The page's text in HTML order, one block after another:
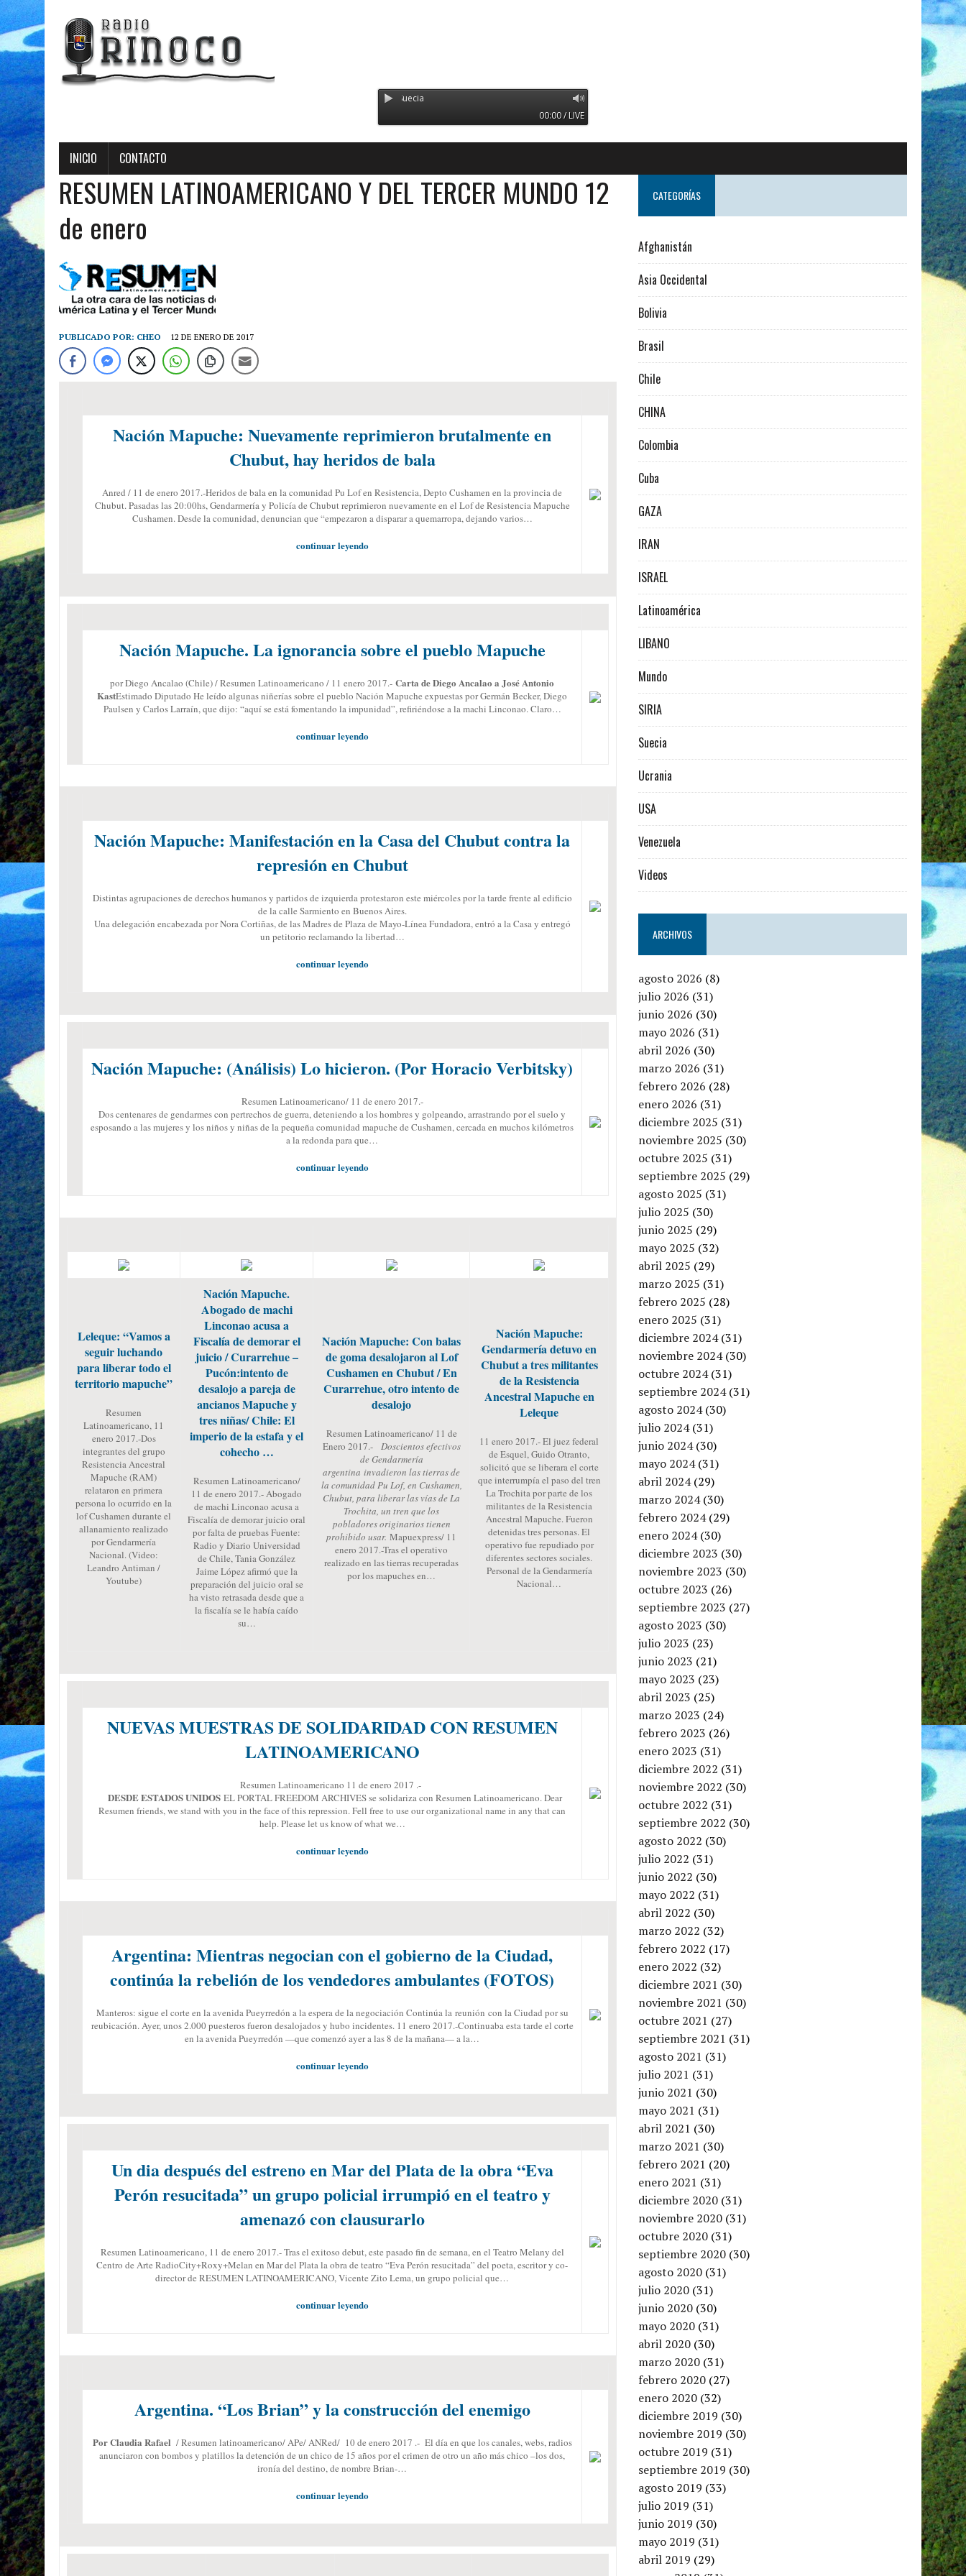
Radio Orinoco - Transmitiendo desde Suecia
00:00 / LIVE
INICIO CONTACTO
RESUMEN LATINOAMERICANO Y DEL TERCER MUNDO 12
de enero
PUBLICADO POR: CHEO 12 DE ENERO DE 2017
Nación Mapuche: Nuevamente reprimieron brutalmente en
Chubut, hay heridos de bala
Anred / 11 de enero 2017.-Heridos de bala en la comunidad Pu Lof en Resistencia, Depto Cushamen en la provincia de
Chubut. Pasadas las 20:00hs, Gendarmería y Policía de Chubut reprimieron nuevamente en el Lof de Resistencia Mapuche
Cushamen. Desde la comunidad, denuncian que “empezaron a disparar a quemarropa, dejando varios…
continuar leyendo
Nación Mapuche. La ignorancia sobre el pueblo Mapuche
por Diego Ancalao (Chile) / Resumen Latinoamericano / 11 enero 2017.- Carta de Diego Ancalao a José Antonio
KastEstimado Diputado He leído algunas niñerías sobre el pueblo Nación Mapuche expuestas por Germán Becker, Diego
Paulsen y Carlos Larraín, que dijo: “aquí se está fomentando la impunidad”, refiriéndose a la machi Linconao. Claro…
continuar leyendo
Nación Mapuche: Manifestación en la Casa del Chubut contra la
represión en Chubut
Distintas agrupaciones de derechos humanos y partidos de izquierda protestaron este miércoles por la tarde frente al edificio
de la calle Sarmiento en Buenos Aires.
Una delegación encabezada por Nora Cortiñas, de las Madres de Plaza de Mayo-Línea Fundadora, entró a la Casa y entregó
un petitorio reclamando la libertad…
continuar leyendo
Nación Mapuche: (Análisis) Lo hicieron. (Por Horacio Verbitsky)
Resumen Latinoamericano/ 11 de enero 2017.-
Dos centenares de gendarmes con pertrechos de guerra, deteniendo a los hombres y golpeando, arrastrando por el suelo y
esposando a las mujeres y los niños y niñas de la pequeña comunidad mapuche de Cushamen, cercada en muchos kilómetros
a la redonda para que…
continuar leyendo
Leleque: “Vamos a
seguir luchando
para liberar todo el
territorio mapuche”
Resumen
Latinoamericano, 11
enero 2017.-Dos
integrantes del grupo
Resistencia Ancestral
Mapuche (RAM)
relataron en primera
persona lo ocurrido en la
lof Cushamen durante el
allanamiento realizado
por Gendarmería
Nacional. (Video:
Leandro Antiman /
Youtube)
Nación Mapuche.
Abogado de machi
Linconao acusa a
Fiscalía de demorar el
juicio / Curarrehue –
Pucón:intento de
desalojo a pareja de
ancianos Mapuche y
tres niñas/ Chile: El
imperio de la estafa y el
cohecho …
Resumen Latinoamericano/
11 de enero 2017.- Abogado
de machi Linconao acusa a
Fiscalía de demorar juicio oral
por falta de pruebas Fuente:
Radio y Diario Universidad
de Chile, Tania González
Jaime López afirmó que la
preparación del juicio oral se
ha visto retrasada desde que a
la fiscalía se le había caído
su…
Nación Mapuche: Con balas
de goma desalojaron al Lof
Cushamen en Chubut / En
Curarrehue, otro intento de
desalojo
Resumen Latinoamericano/ 11 de
Enero 2017.- Doscientos efectivos
de Gendarmería
argentina invadieron las tierras de
la comunidad Pu Lof, en Cushamen,
Chubut, para liberar las vías de La
Trochita, un tren que los
pobladores originarios tienen
prohibido usar. Mapuexpress/ 11
enero 2017.-Tras el operativo
realizado en las tierras recuperadas
por los mapuches en…
Nación Mapuche:
Gendarmería detuvo en
Chubut a tres militantes
de la Resistencia
Ancestral Mapuche en
Leleque
11 enero 2017.- El juez federal
de Esquel, Guido Otranto,
solicitó que se liberara el corte
que interrumpía el paso del tren
La Trochita por parte de los
militantes de la Resistencia
Ancestral Mapuche. Fueron
detenidas tres personas. El
operativo fue repudiado por
diferentes sectores sociales.
Personal de la Gendarmería
Nacional…
NUEVAS MUESTRAS DE SOLIDARIDAD CON RESUMEN
LATINOAMERICANO
Resumen Latinoamericano 11 de enero 2017 .-
DESDE ESTADOS UNIDOS EL PORTAL FREEDOM ARCHIVES se solidariza con Resumen Latinoamericano. Dear
Resumen friends, we stand with you in the face of this repression. Fell free to use our organizational name in any that can
help. Please let us know of what we…
continuar leyendo
Argentina: Mientras negocian con el gobierno de la Ciudad,
continúa la rebelión de los vendedores ambulantes (FOTOS)
Manteros: sigue el corte en la avenida Pueyrredón a la espera de la negociación Continúa la reunión con la Ciudad por su
reubicación. Ayer, unos 2.000 puesteros fueron desalojados y hubo incidentes. 11 enero 2017.-Continuaba esta tarde el corte
en la avenida Pueyrredón —que comenzó ayer a las 8 de la mañana— a la…
continuar leyendo
Un dia después del estreno en Mar del Plata de la obra “Eva
Perón resucitada” un grupo policial irrumpió en el teatro y
amenazó con clausurarlo
Resumen Latinoamericano, 11 de enero 2017.- Tras el exitoso debut, este pasado fin de semana, en el Teatro Melany del
Centro de Arte RadioCity+Roxy+Melan en Mar del Plata la obra de teatro “Eva Perón resucitada” del poeta, escritor y co-
director de RESUMEN LATINOAMERICANO, Vicente Zito Lema, un grupo policial que…
continuar leyendo
Argentina. “Los Brian” y la construcción del enemigo
Por Claudia Rafael / Resumen latinoamericano/ APe/ ANRed/ 10 de enero 2017 .- El día en que los canales, webs, radios
anunciaron con bombos y platillos la detención de un chico de 15 años por el crimen de otro un año más chico –los dos,
ironía del destino, de nombre Brian-…
continuar leyendo
CATEGORÍAS
Afghanistán
Asia Occidental
Bolivia
Brasil
Chile
CHINA
Colombia
Cuba
GAZA
IRAN
ISRAEL
Latinoamérica
LIBANO
Mundo
SIRIA
Suecia
Ucrania
USA
Venezuela
Videos
ARCHIVOS
agosto 2026 (8)
julio 2026 (31)
junio 2026 (30)
mayo 2026 (31)
abril 2026 (30)
marzo 2026 (31)
febrero 2026 (28)
enero 2026 (31)
diciembre 2025 (31)
noviembre 2025 (30)
octubre 2025 (31)
septiembre 2025 (29)
agosto 2025 (31)
julio 2025 (30)
junio 2025 (29)
mayo 2025 (32)
abril 2025 (29)
marzo 2025 (31)
febrero 2025 (28)
enero 2025 (31)
diciembre 2024(31)
noviembre 2024(30)
octubre 2024(31)
septiembre 2024(31)
agosto 2024(30)
julio 2024(31)
junio 2024(30)
mayo 2024(31)
abril 2024(29)
marzo 2024(30)
febrero 2024(29)
enero 2024(30)
diciembre 2023 (30)
noviembre 2023 (30)
octubre 2023 (26)
septiembre 2023 (27)
agosto 2023 (30)
julio 2023 (23)
junio 2023 (21)
mayo 2023 (23)
abril 2023 (25)
marzo 2023 (24)
febrero 2023 (26)
enero 2023 (31)
diciembre 2022 (31)
noviembre 2022 (30)
octubre 2022 (31)
septiembre 2022 (30)
agosto 2022 (30)
julio 2022 (31)
junio 2022 (30)
mayo 2022 (31)
abril 2022 (30)
marzo 2022 (32)
febrero 2022 (17)
enero 2022 (32)
diciembre 2021 (30)
noviembre 2021 (30)
octubre 2021 (27)
septiembre 2021 (31)
agosto 2021 (31)
julio 2021 (31)
junio 2021 (30)
mayo 2021 (31)
abril 2021 (30)
marzo 2021 (30)
febrero 2021 (20)
enero 2021 (31)
diciembre 2020 (31)
noviembre 2020 (31)
octubre 2020 (31)
septiembre 2020 (30)
agosto 2020 (31)
julio 2020 (31)
junio 2020 (30)
mayo 2020 (31)
abril 2020 (30)
marzo 2020 (31)
febrero 2020 (27)
enero 2020 (32)
diciembre 2019 (30)
noviembre 2019 (30)
octubre 2019 (31)
septiembre 2019 (30)
agosto 2019 (33)
julio 2019 (31)
junio 2019 (30)
mayo 2019 (31)
abril 2019 (29)